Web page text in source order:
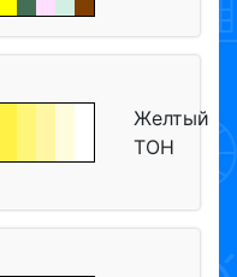
Желтый
ТОН